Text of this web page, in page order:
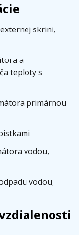
skrini,
a
teploty s
primárnou
vodou,
vodou,